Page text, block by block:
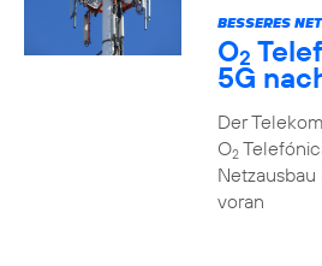
BESSERES
O2
5G
Der
O2
voran